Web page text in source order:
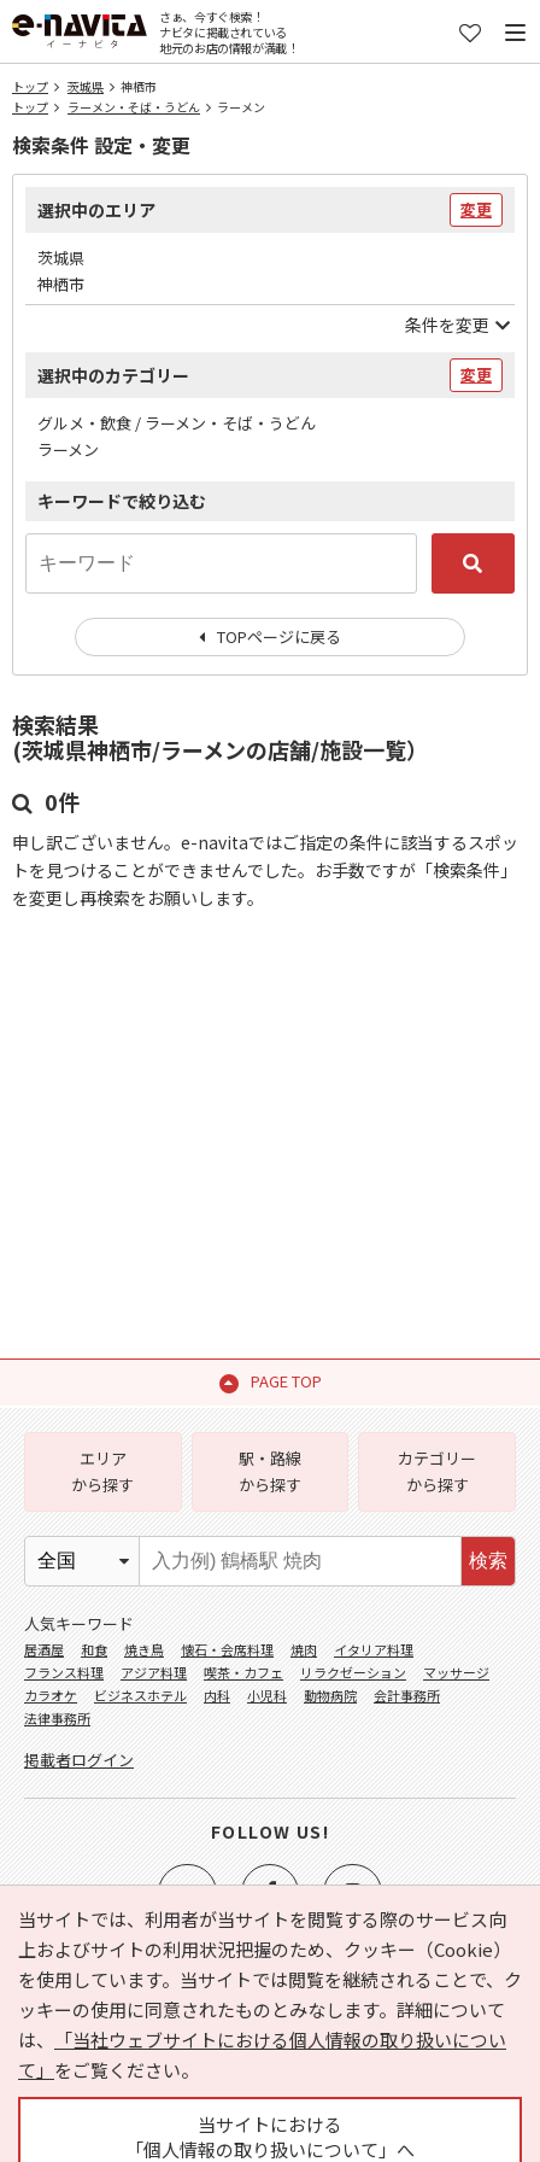
さぁ、今すぐ検索！
ナビタに掲載されている
地元のお店の情報が満載！
トップ 茨城県
神栖市
トップ
ラーメン・そば・うどん ラーメン
検索結果
(茨城県神栖市/ラーメンの店舗/施設一覧）
0件
申し訳ございません。e-navitaではご指定の条件に該当するスポッ
トを見つけることができませんでした。お手数ですが「検索条件」
を変更し再検索をお願いします。
検索条件 設定・変更
選択中のエリア 変更
茨城県
神栖市
条件を変更
選択中のカテゴリー 変更
グルメ・飲食 / ラーメン・そば・うどん
ラーメン
キーワードで絞り込む
TOPページに戻る
PAGE TOP
当サイトでは、利用者が当サイトを閲覧する際のサービス向
上およびサイトの利用状況把握のため、クッキー（Cookie）
を使用しています。当サイトでは閲覧を継続されることで、ク
ッキーの使用に同意されたものとみなします。詳細について
は、
「当社ウェブサイトにおける個人情報の取り扱いについ
て」 をご覧ください。
当サイトにおける
「個人情報の取り扱いについて」へ
e-NAVITA（イーナビタ）とは？ お気に入り
ヘルプ
利用規約
個人情報の取り扱いについて
運営会社
サイトマップ
広告掲載に関するお問い合わせ
エリア
から探す
駅・路線
から探す
カテゴリー
から探す
検索
人気キーワード
居酒屋 和食 焼き鳥 懐石・会席料理 焼肉
イタリア料理
フランス料理
アジア料理 喫茶・カフェ リラクゼーション
マッサージ
カラオケ
ビジネスホテル 内科 小児科 動物病院
会計事務所
法律事務所
掲載者ログイン
FOLLOW US!